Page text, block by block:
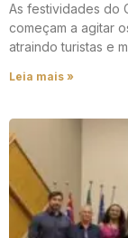
As festividades do
começam a agitar
atraindo turistas e
Leia mais »